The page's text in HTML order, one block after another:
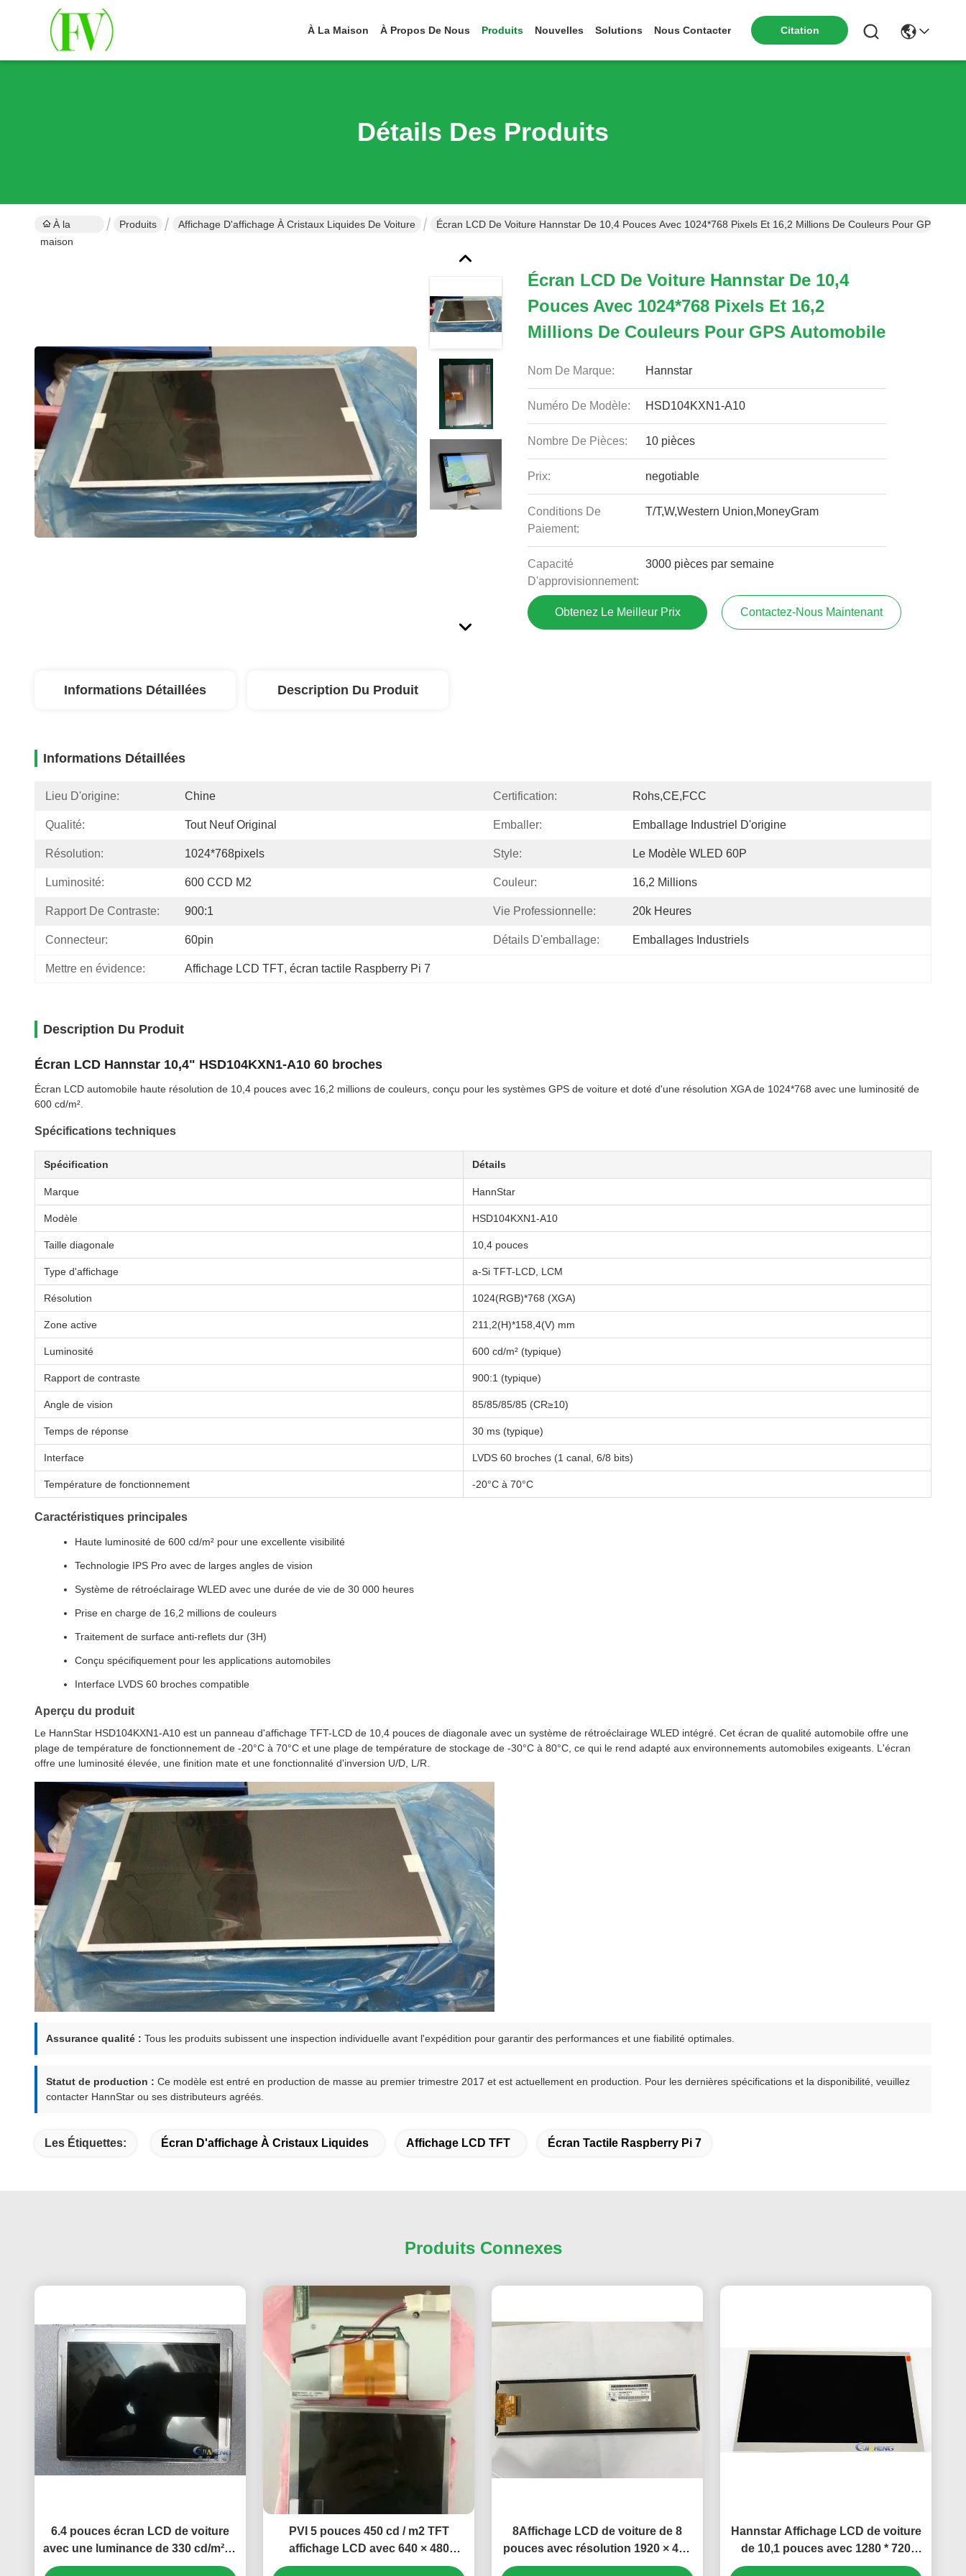
À La Maison À Propos De Nous Produits Nouvelles Solutions Nous Contacter Citation
Détails Des Produits
À la
maison
Produits Affichage D'affichage À Cristaux Liquides De Voiture Écran LCD De Voiture Hannstar De 10,4 Pouces Avec 1024*768 Pixels Et 16,2 Millions De Couleurs Pour GPS
Écran LCD De Voiture Hannstar De 10,4
Pouces Avec 1024*768 Pixels Et 16,2
Millions De Couleurs Pour GPS Automobile
Nom De Marque: Hannstar
Numéro De Modèle: HSD104KXN1-A10
Nombre De Pièces: 10 pièces
Prix: negotiable
Conditions De
Paiement:
T/T,W,Western Union,MoneyGram
Capacité
D'approvisionnement:
3000 pièces par semaine
Obtenez Le Meilleur Prix Contactez-Nous Maintenant
Informations Détaillées Description Du Produit
Informations Détaillées
Lieu D'origine: Chine Certification: Rohs,CE,FCC
Qualité: Tout Neuf Original Emballer: Emballage Industriel D'origine
Résolution: 1024*768pixels Style: Le Modèle WLED 60P
Luminosité: 600 CCD M2 Couleur: 16,2 Millions
Rapport De Contraste: 900:1 Vie Professionnelle: 20k Heures
Connecteur: 60pin Détails D'emballage: Emballages Industriels
Mettre en évidence: Affichage LCD TFT, écran tactile Raspberry Pi 7
Description Du Produit
Écran LCD Hannstar 10,4" HSD104KXN1-A10 60 broches
Écran LCD automobile haute résolution de 10,4 pouces avec 16,2 millions de couleurs, conçu pour les systèmes GPS de voiture et doté d'une résolution XGA de 1024*768 avec une luminosité de
600 cd/m².
Spécifications techniques
Spécification Détails
Marque HannStar
Modèle HSD104KXN1-A10
Taille diagonale 10,4 pouces
Type d'affichage a-Si TFT-LCD, LCM
Résolution 1024(RGB)*768 (XGA)
Zone active 211,2(H)*158,4(V) mm
Luminosité 600 cd/m² (typique)
Rapport de contraste 900:1 (typique)
Angle de vision 85/85/85/85 (CR≥10)
Temps de réponse 30 ms (typique)
Interface LVDS 60 broches (1 canal, 6/8 bits)
Température de fonctionnement -20°C à 70°C
Caractéristiques principales
Haute luminosité de 600 cd/m² pour une excellente visibilité
Technologie IPS Pro avec de larges angles de vision
Système de rétroéclairage WLED avec une durée de vie de 30 000 heures
Prise en charge de 16,2 millions de couleurs
Traitement de surface anti-reflets dur (3H)
Conçu spécifiquement pour les applications automobiles
Interface LVDS 60 broches compatible
Aperçu du produit
Le HannStar HSD104KXN1-A10 est un panneau d'affichage TFT-LCD de 10,4 pouces de diagonale avec un système de rétroéclairage WLED intégré. Cet écran de qualité automobile offre une
plage de température de fonctionnement de -20°C à 70°C et une plage de température de stockage de -30°C à 80°C, ce qui le rend adapté aux environnements automobiles exigeants. L'écran
offre une luminosité élevée, une finition mate et une fonctionnalité d'inversion U/D, L/R.
Assurance qualité : Tous les produits subissent une inspection individuelle avant l'expédition pour garantir des performances et une fiabilité optimales.
Statut de production : Ce modèle est entré en production de masse au premier trimestre 2017 et est actuellement en production. Pour les dernières spécifications et la disponibilité, veuillez
contacter HannStar ou ses distributeurs agréés.
Les Étiquettes: Écran D'affichage À Cristaux Liquides Affichage LCD TFT Écran Tactile Raspberry Pi 7
Produits Connexes
6.4 pouces écran LCD de voiture
avec une luminance de 330 cd/m² et
une résolution de 320(RVB) × 234
PVI 5 pouces 450 cd / m2 TFT
affichage LCD avec 640 × 480
pixels pour le moniteur de voiture
8Affichage LCD de voiture de 8
pouces avec résolution 1920 × 480
et durée de vie de 30K heures pour
Hannstar Affichage LCD de voiture
de 10,1 pouces avec 1280 * 720
pixels Connecteur 60Pin et 600 cd /